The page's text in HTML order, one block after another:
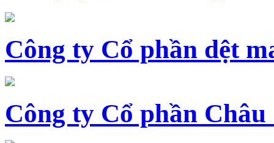
Công ty Cổ phần dệt
Công ty Cổ phần Châu